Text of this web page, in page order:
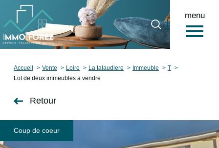
menu
Accueil
0
Accueil Vente Loire La talaudiere Immeuble
T
Lot de deux immeubles a vendre
Retour
Coup de coeur